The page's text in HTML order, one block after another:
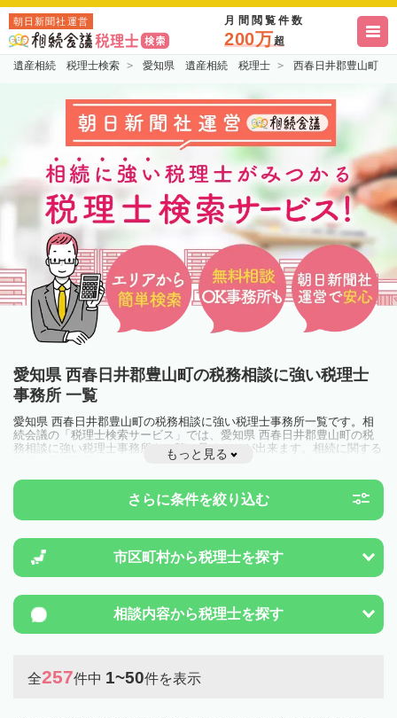
朝日新聞社運営 月間閲覧件数
200万超
遺産相続 税理士検索 愛知県 遺産相続 税理士 西春日井郡豊山町
愛知県 西春日井郡豊山町の税務相談に強い税理士
事務所 一覧
愛知県 西春日井郡豊山町の税務相談に強い税理士事務所一覧です。相
続会議の「税理士検索サービス」では、愛知県 西春日井郡豊山町の税
務相談に強い税理士事務所を一覧で見ることが出来ます。相続に関する
税金や特例制度のことは一度近隣の税理士に相談してみましょう。
もっと見る
さらに条件を絞り込む
市区町村から税理士を探す
相談内容から税理士を探す
全257件中 1~50件を表示